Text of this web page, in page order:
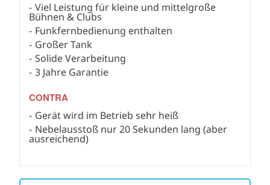
Viel Leistung für kleine und mittelgroße
Bühnen & Clubs
Funkfernbedienung enthalten
Großer Tank
Solide Verarbeitung
3 Jahre Garantie
CONTRA
Gerät wird im Betrieb sehr heiß
Nebelausstoß nur 20 Sekunden lang (aber
ausreichend)